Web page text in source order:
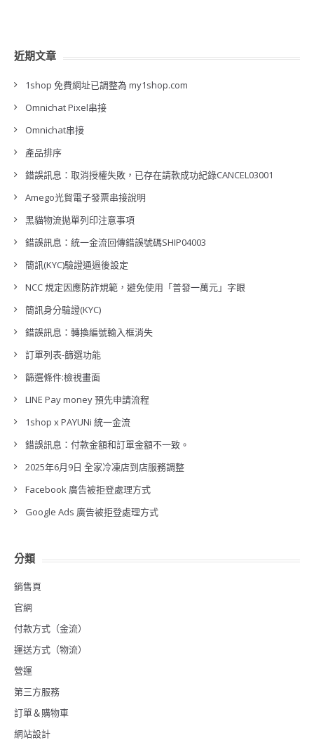
近期文章
1shop 免費網址已調整為 my1shop.com
Omnichat Pixel串接
Omnichat串接
產品排序
錯誤訊息：取消授權失敗，已存在請款成功紀錄CANCEL03001
Amego光貿電子發票串接說明
黑貓物流拋單列印注意事項
錯誤訊息：統一金流回傳錯誤號碼SHIP04003
簡訊(KYC)驗證通過後設定
NCC 規定因應防詐規範，避免使用「普發一萬元」字眼
簡訊身分驗證(KYC)
錯誤訊息：轉換編號輸入框消失
訂單列表-篩選功能
篩選條件:檢視畫面
LINE Pay money 預先申請流程
1shop x PAYUNi 統一金流
錯誤訊息：付款金額和訂單金額不一致。
2025年6月9日 全家冷凍店到店服務調整
Facebook 廣告被拒登處理方式
Google Ads 廣告被拒登處理方式
分類
銷售頁
官網
付款方式（金流）
運送方式（物流）
營運
第三方服務
訂單＆購物車
網站設計